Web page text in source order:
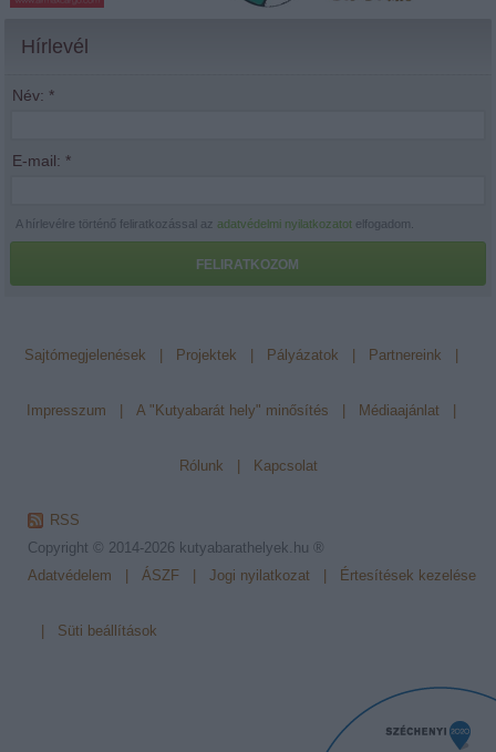
Hírlevél
Név: *
E-mail: *
A hírlevélre történő feliratkozással azadatvédelmi nyilatkozatot elfogadom.
FELIRATKOZOM
Sajtómegjelenések Projektek Pályázatok Partnereink
Impresszum A "Kutyabarát hely" minősítés Médiaajánlat
Rólunk Kapcsolat
RSS
Copyright © 2014-2026 kutyabarathelyek.hu ®
Adatvédelem
ÁSZF Jogi nyilatkozat Értesítések kezelése
Süti beállítások